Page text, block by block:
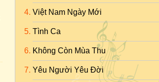
Việt Nam Ngày Mới
Tình Ca
Không Còn Mùa Thu
Yêu Người Yêu Đời